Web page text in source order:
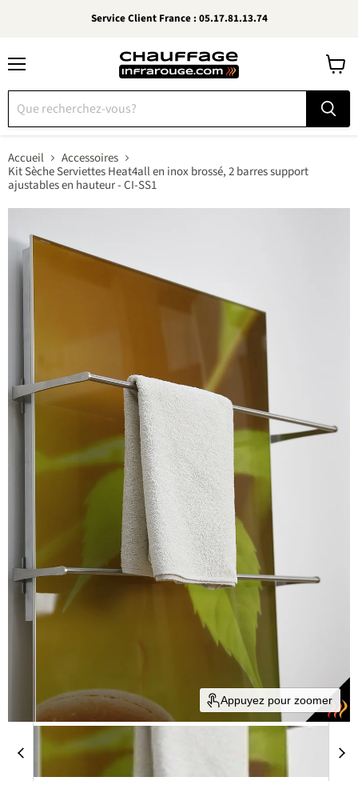
Service Client France : 05.17.81.13.74
le
panier
Accueil
Accessoires
Kit Sèche Serviettes Heat4all en inox brossé, 2 barres support
ajustables en hauteur - CI-SS1
Appuyez pour zoomer